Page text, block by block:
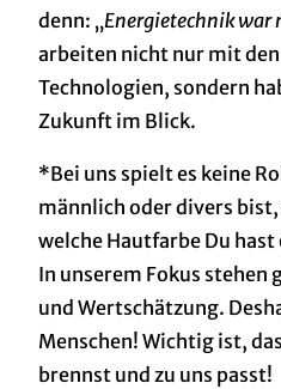
denn: „Energietechnik war
arbeiten nicht nur mit
Technologien, sondern
Zukunft im Blick.
*Bei uns spielt es keine
männlich oder divers
welche Hautfarbe Du
In unserem Fokus stehen
und Wertschätzung.
Menschen! Wichtig ist,
brennst und zu uns passt!